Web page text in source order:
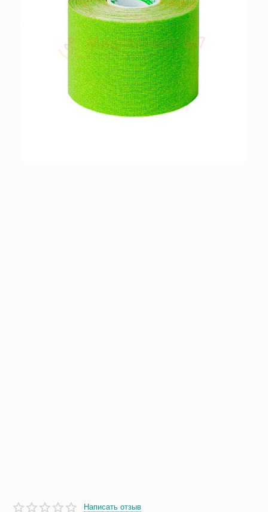
Написать отзыв